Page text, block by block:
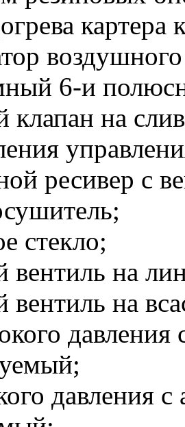
картера
6-и
клапан на
ресивер с
стекло;
вентиль на
вентиль на
давления
давления